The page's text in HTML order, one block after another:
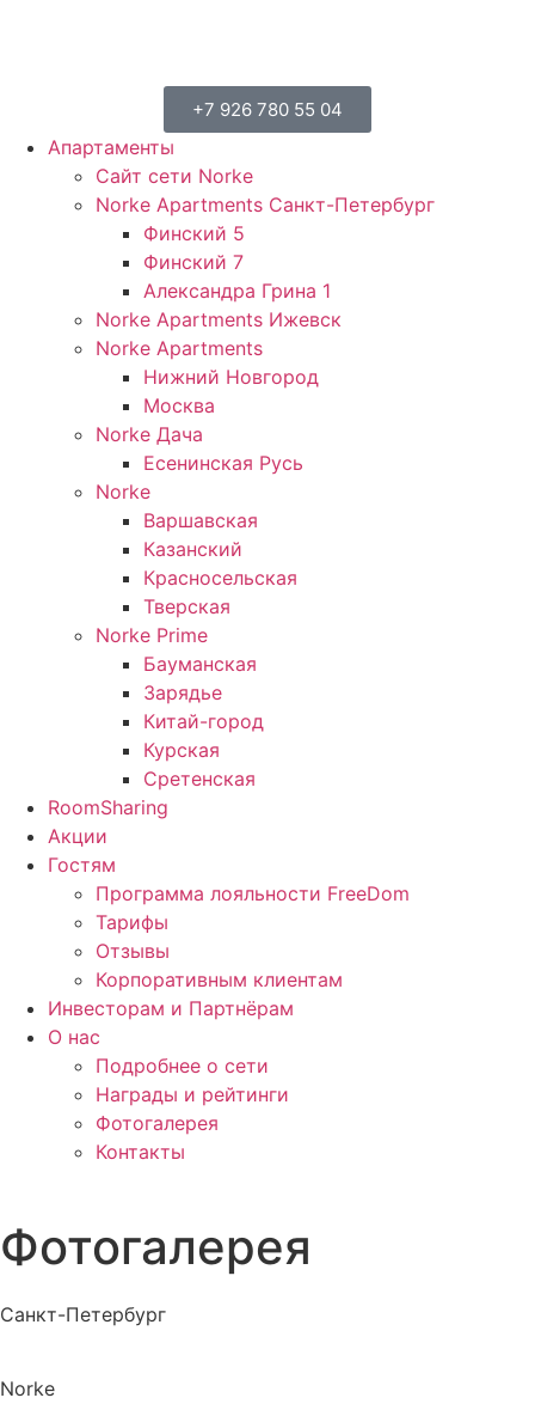
+7 926 780 55 04
Апартаменты
Сайт сети Norke
Norke Apartments Санкт-Петербург
Финский 5
Финский 7
Александра Грина 1
Norke Apartments Ижевск
Norke Apartments
Нижний Новгород
Москва
Norke Дача
Есенинская Русь
Norke
Варшавская
Казанский
Красносельская
Тверская
Norke Prime
Бауманская
Зарядье
Китай-город
Курская
Сретенская
RoomSharing
Акции
Гостям
Программа лояльности FreeDom
Тарифы
Отзывы
Корпоративным клиентам
Инвесторам и Партнёрам
О нас
Подробнее о сети
Награды и рейтинги
Фотогалерея
Контакты
Фотогалерея
Санкт-Петербург
Norke